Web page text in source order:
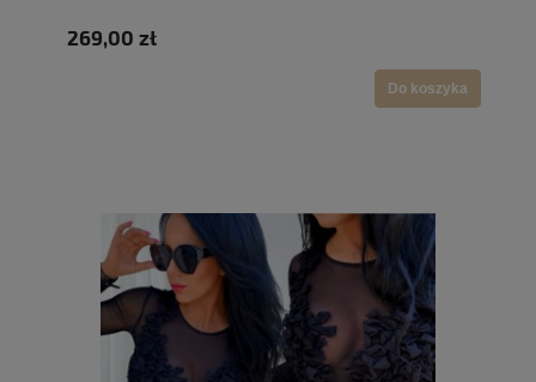
269,00 zł
Do koszyka